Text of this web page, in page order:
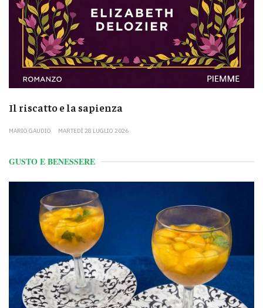
Il riscatto e la sapienza
MARIO GAUDIO MARTEDÌ 28 LUGLIO 2026
GUSTO E BENESSERE